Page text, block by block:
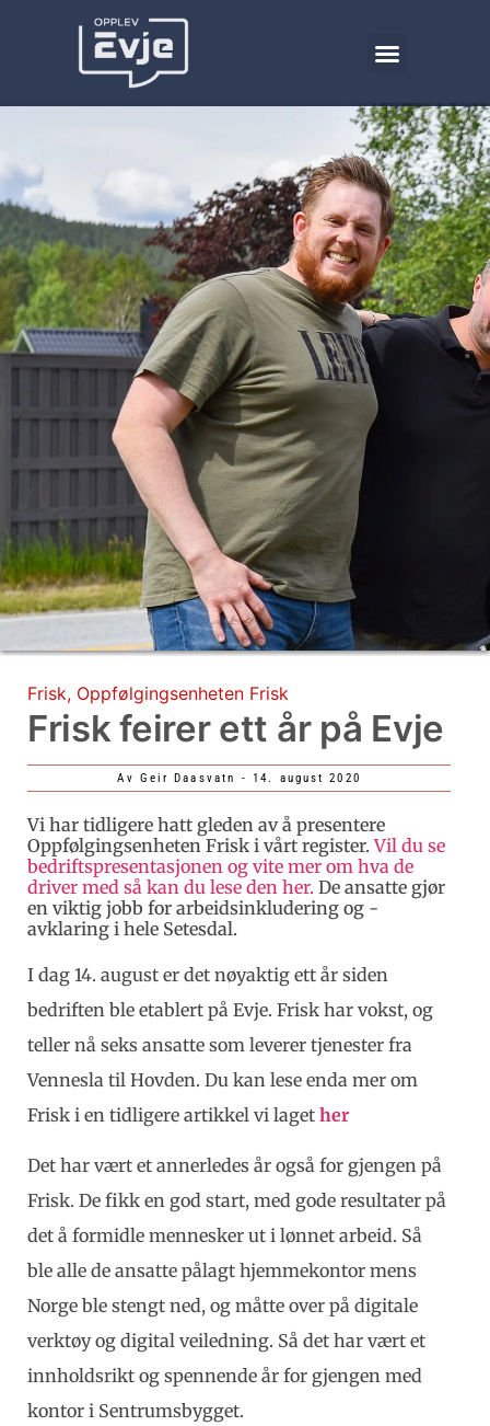
Frisk, Oppfølgingsenheten Frisk
Frisk feirer ett år på Evje
Av Geir Daasvatn -14. august 2020
Vi har tidligere hatt gleden av å presentere
Oppfølgingsenheten Frisk i vårt register.Vil du se
bedriftspresentasjonen og vite mer om hva de
driver med så kan du lese den her. De ansatte gjør
en viktig jobb for arbeidsinkludering og -
avklaring i hele Setesdal.
I dag 14. august er det nøyaktig ett år siden
bedriften ble etablert på Evje. Frisk har vokst, og
teller nå seks ansatte som leverer tjenester fra
Vennesla til Hovden. Du kan lese enda mer om
Frisk i en tidligere artikkel vi laget her
Det har vært et annerledes år også for gjengen på
Frisk. De fikk en god start, med gode resultater på
det å formidle mennesker ut i lønnet arbeid. Så
ble alle de ansatte pålagt hjemmekontor mens
Norge ble stengt ned, og måtte over på digitale
verktøy og digital veiledning. Så det har vært et
innholdsrikt og spennende år for gjengen med
kontor i Sentrumsbygget.